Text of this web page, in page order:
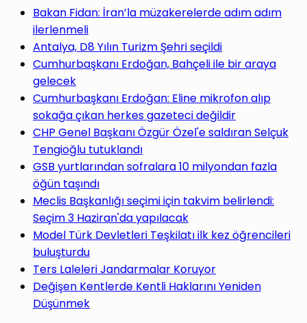
yap
...
Bakan Fidan: İran’la müzakerelerde adım adım
ilerlenmeli
Antalya, D8 Yılın Turizm Şehri seçildi
Cumhurbaşkanı Erdoğan, Bahçeli ile bir araya
gelecek
Cumhurbaşkanı Erdoğan: Eline mikrofon alıp
sokağa çıkan herkes gazeteci değildir
CHP Genel Başkanı Özgür Özel'e saldıran Selçuk
Tengioğlu tutuklandı
GSB yurtlarından sofralara 10 milyondan fazla
öğün taşındı
Meclis Başkanlığı seçimi için takvim belirlendi:
Seçim 3 Haziran'da yapılacak
Model Türk Devletleri Teşkilatı ilk kez öğrencileri
buluşturdu
Ters Laleleri Jandarmalar Koruyor
Değişen Kentlerde Kentli Haklarını Yeniden
Düşünmek